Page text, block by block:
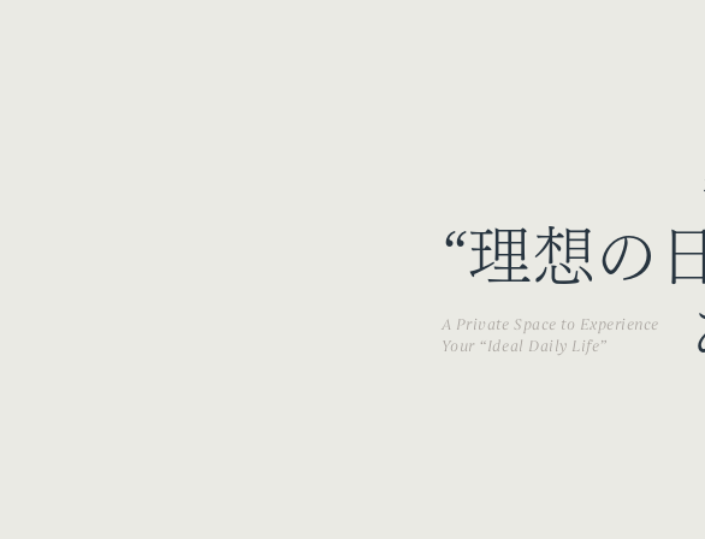
“理想の
A Private Space to Experience
Your “Ideal Daily Life”